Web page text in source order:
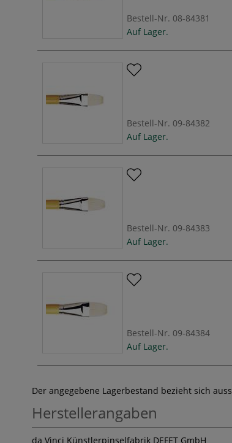
Bestell-Nr. 08-84381
Auf Lager.
Bestell-Nr. 09-84382
Auf Lager.
Bestell-Nr. 09-84383
Auf Lager.
Bestell-Nr. 09-84384
Auf Lager.
Der angegebene Lagerbestand bezieht sich
Herstellerangaben
da Vinci Künstlerpinselfabrik DEFET GmbH